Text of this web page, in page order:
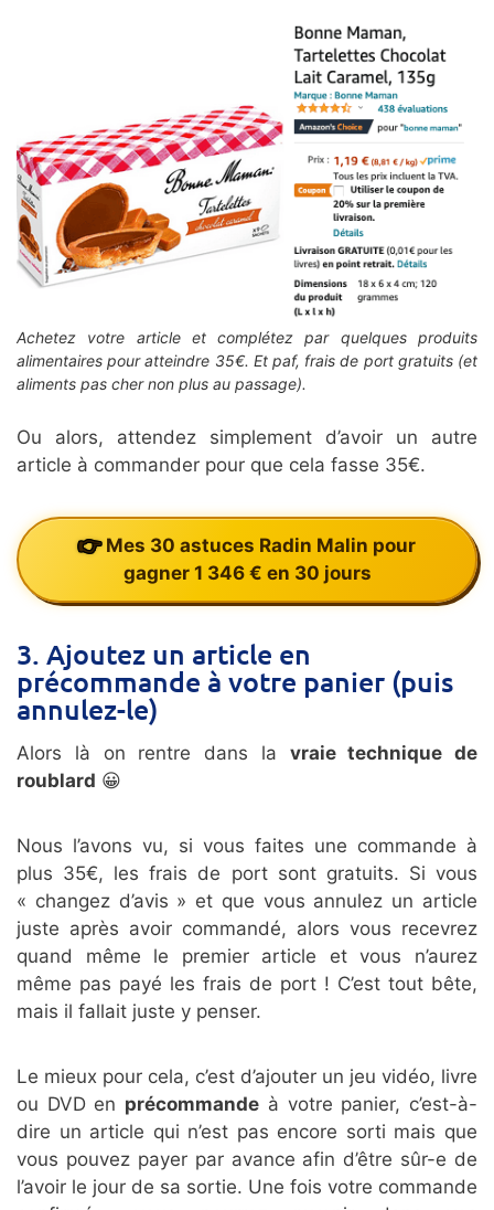
Achetez votre article et complétez par quelques produits
alimentaires pour atteindre 35€. Et paf, frais de port gratuits (et
aliments pas cher non plus au passage).
Ou alors, attendez simplement d’avoir un autre
article à commander pour que cela fasse 35€.
Mes 30 astuces Radin Malin pour
gagner 1 346 € en 30 jours
3. Ajoutez un article en
précommande à votre panier (puis
annulez-le)
Alors là on rentre dans la vraie technique de
roublard 😀
Nous l’avons vu, si vous faites une commande à
plus 35€, les frais de port sont gratuits. Si vous
« changez d’avis » et que vous annulez un article
juste après avoir commandé, alors vous recevrez
quand même le premier article et vous n’aurez
même pas payé les frais de port ! C’est tout bête,
mais il fallait juste y penser.
Le mieux pour cela, c’est d’ajouter un jeu vidéo, livre
ou DVD en précommande à votre panier, c’est-à-
dire un article qui n’est pas encore sorti mais que
vous pouvez payer par avance afin d’être sûr-e de
l’avoir le jour de sa sortie. Une fois votre commande